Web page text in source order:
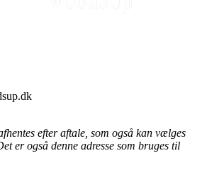
efter aftale, som også kan vælges
er også denne adresse som bruges til